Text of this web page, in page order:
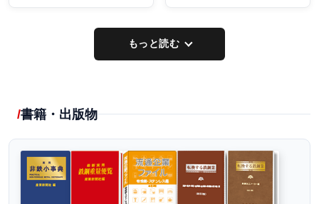
もっと読む
書籍・出版物